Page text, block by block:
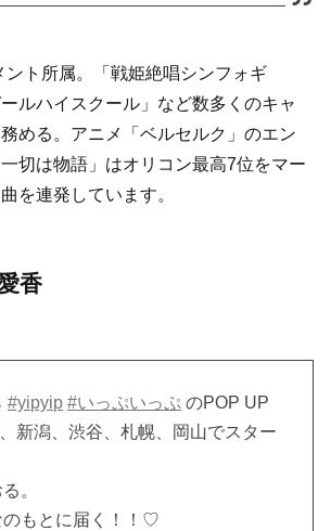
ント所属。「戦姫絶唱シンフォギ
ルハイスクール」など数多くのキャ
める。アニメ「ベルセルク」のエン
切は物語」はオリコン最高7位をマー
を連発しています。
香
#yipyip #いっぷいっぷ のPOP UP
新潟、渋谷、札幌、岡山でスター
。
のもとに届く！！♡